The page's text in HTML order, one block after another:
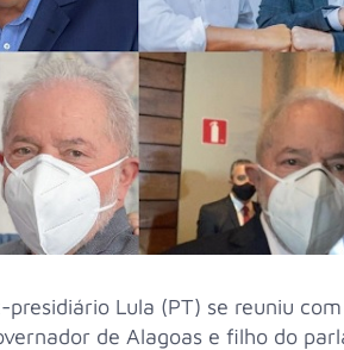
Lula (PT) se reuniu
de Alagoas e filho do